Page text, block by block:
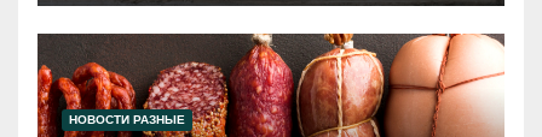
НОВОСТИ РАЗНЫЕ